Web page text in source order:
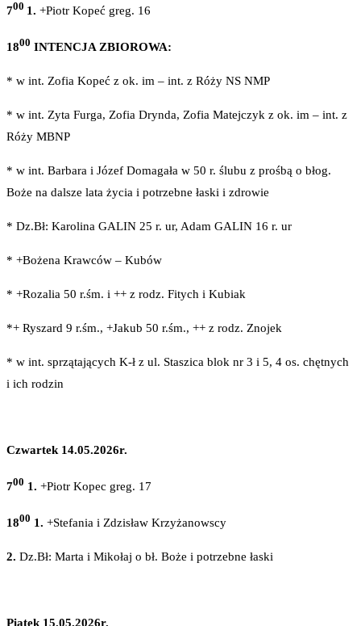
700 1. +Piotr Kopeć greg. 16
1800 INTENCJA ZBIOROWA:
* w int. Zofia Kopeć z ok. im – int. z Róży NS NMP
* w int. Zyta Furga, Zofia Drynda, Zofia Matejczyk z ok. im – int. z
Róży MBNP
* w int. Barbara i Józef Domagała w 50 r. ślubu z prośbą o błog.
Boże na dalsze lata życia i potrzebne łaski i zdrowie
* Dz.Bł: Karolina GALIN 25 r. ur, Adam GALIN 16 r. ur
* +Bożena Krawców – Kubów
* +Rozalia 50 r.śm. i ++ z rodz. Fitych i Kubiak
*+ Ryszard 9 r.śm., +Jakub 50 r.śm., ++ z rodz. Znojek
* w int. sprzątających K-ł z ul. Staszica blok nr 3 i 5, 4 os. chętnych
i ich rodzin
Czwartek 14.05.2026r.
700 1. +Piotr Kopec greg. 17
1800 1. +Stefania i Zdzisław Krzyżanowscy
2. Dz.Bł: Marta i Mikołaj o bł. Boże i potrzebne łaski
Piątek 15.05.2026r.